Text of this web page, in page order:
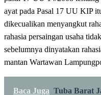
ayat pada Pasal 17 UU KIP
dikecualikan menyangkut
rahasia persaingan usaha
sebelumnya dinyatakan
mantan Wartawan
Baca Juga Tuba Barat